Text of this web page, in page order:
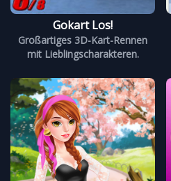
Gokart Los!
Großartiges 3D-Kart-Rennen
mit Lieblingscharakteren.